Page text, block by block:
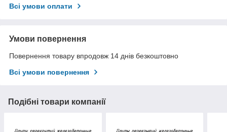
Всі умови оплати
Умови повернення
Повернення товару впродовж 14 днів безкоштовно
Всі умови повернення
Подібні товари компанії